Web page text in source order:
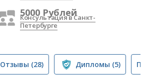
5000 Рублей
Консультация в Санкт-
Петербурге
Отзывы (28) Дипломы (5)